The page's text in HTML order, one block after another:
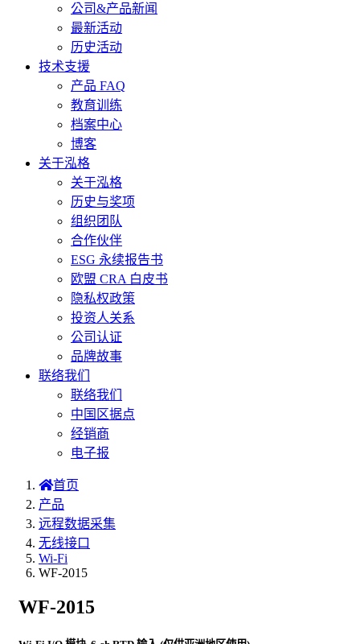
公司&产品新闻
最新活动
历史活动
技术支援
产品 FAQ
教育训练
档案中心
博客
关于泓格
关于泓格
历史与奖项
组织团队
合作伙伴
ESG 永续报告书
欧盟 CRA 白皮书
隐私权政策
投资人关系
公司认证
品牌故事
联络我们
联络我们
中国区据点
经销商
电子报
首页
产品
远程数据采集
无线接口
Wi-Fi
WF-2015
WF-2015